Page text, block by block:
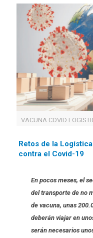
VACUNA COVID
Retos de la
contra el Covid-19
En pocos meses, el
del transporte de no
de vacuna, unas
deberán viajar en
serán necesarios